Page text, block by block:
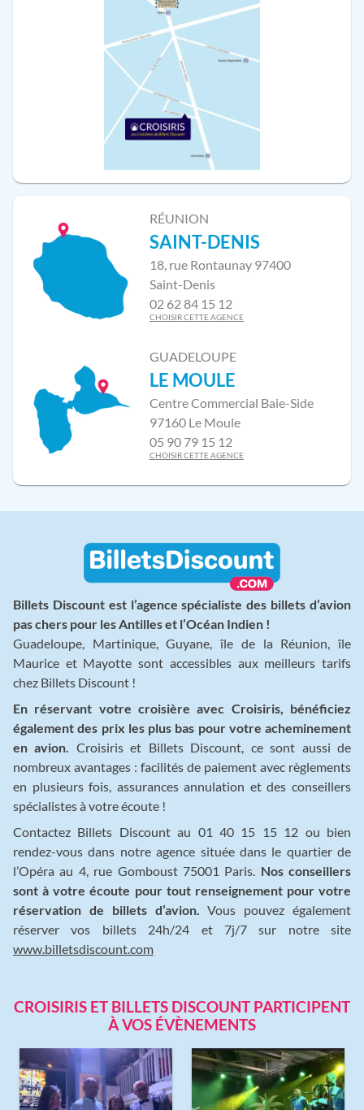
RÉUNION
SAINT-DENIS
18, rue Rontaunay 97400
Saint-Denis
02 62 84 15 12
CHOISIR CETTE AGENCE
GUADELOUPE
LE MOULE
Centre Commercial Baie-Side
97160 Le Moule
05 90 79 15 12
CHOISIR CETTE AGENCE
Billets Discount est l’agence spécialiste des billets d’avion
pas chers pour les Antilles et l’Océan Indien !
Guadeloupe, Martinique, Guyane, île de la Réunion, île
Maurice et Mayotte sont accessibles aux meilleurs tarifs
chez Billets Discount !
En réservant votre croisière avec Croisiris, bénéficiez
également des prix les plus bas pour votre acheminement
en avion.
Croisiris et Billets Discount, ce sont aussi de
nombreux avantages : facilités de paiement avec règlements
en plusieurs fois, assurances annulation et des conseillers
spécialistes à votre écoute !
Contactez Billets Discount au 01 40 15 15 12 ou bien
rendez-vous dans notre agence située dans le quartier de
l’Opéra au 4, rue Gomboust 75001 Paris. Nos conseillers
sont à votre écoute pour tout renseignement pour votre
réservation de billets d’avion.
Vous pouvez également
réserver vos billets 24h/24 et 7j/7 sur notre site
www.billetsdiscount.com
CROISIRIS ET BILLETS DISCOUNT PARTICIPENT
À VOS ÉVÈNEMENTS